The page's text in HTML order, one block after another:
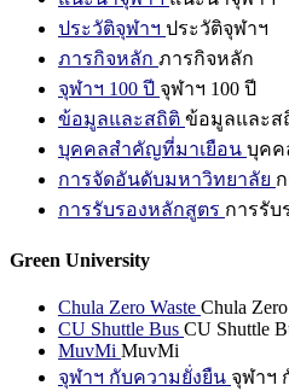
ประวัติจุฬาฯ ประวัติจุฬาฯ
ภารกิจหลัก ภารกิจหลัก
จุฬาฯ 100 ปี จุฬาฯ 100 ปี
ข้อมูลและสถิติ ข้อมูลและส
บุคคลสำคัญที่มาเยือน บุคค
การจัดอันดับมหาวิทยาลัย
การรับรองหลักสูตร การรับ
Green University
Chula Zero Waste Chula
CU Shuttle Bus CU Shuttle
MuvMi MuvMi
จุฬาฯ กับความยั่งยืน จุฬาฯ